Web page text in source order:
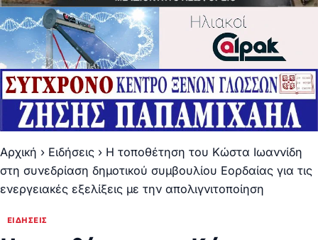
Αρχική › Ειδήσεις › Η τοποθέτηση του Κώστα Ιωαννίδη
στη συνεδρίαση δημοτικού συμβουλίου Εορδαίας για τις
ενεργειακές εξελίξεις με την απολιγνιτοποίηση
ΕΙΔΉΣΕΙΣ